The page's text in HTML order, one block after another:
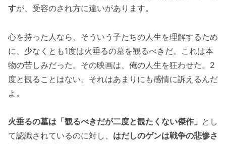
すが、受容のされ方に違いがあります。
心を持った人なら、そういう子たちの人生を理解するため
に、少なくとも1度は火垂るの墓を観るべきだ。これは本
物の苦しみだった。その映画は、俺の人生を狂わせた。2
度と観ることはない。それはあまりにも感情に訴えるんだ
よ。
火垂るの墓は「観るべきだが二度と観たくない傑作」 とし
て認識されているのに対し、 はだしのゲンは戦争の悲惨さ